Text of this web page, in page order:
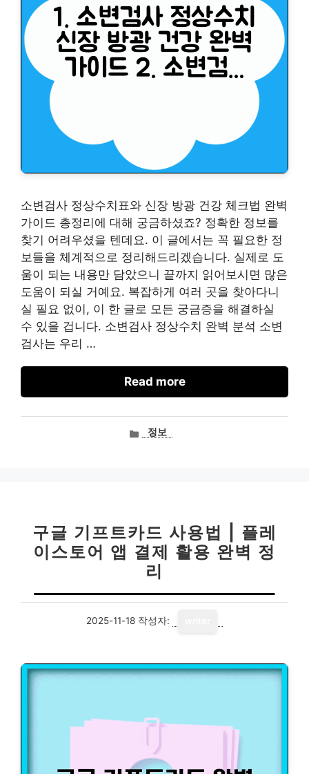
소변검사 정상수치표와 신장 방광 건강 체크법 완벽
가이드 총정리에 대해 궁금하셨죠? 정확한 정보를
찾기 어려우셨을 텐데요. 이 글에서는 꼭 필요한 정
보들을 체계적으로 정리해드리겠습니다. 실제로 도
움이 되는 내용만 담았으니 끝까지 읽어보시면 많은
도움이 되실 거예요. 복잡하게 여러 곳을 찾아다니
실 필요 없이, 이 한 글로 모든 궁금증을 해결하실
수 있을 겁니다. 소변검사 정상수치 완벽 분석 소변
검사는 우리 …
Read more
카정보
구글 기프트카드 사용법 | 플레
이스토어 앱 결제 활용 완벽 정
리
2025-11-18 작성자: